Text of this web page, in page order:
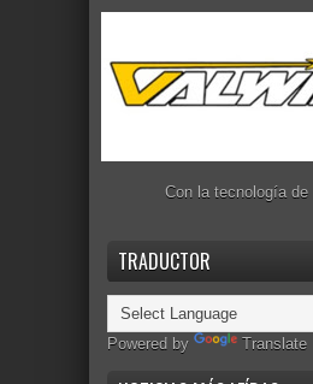
Con la tecnología de
TRADUCTOR
Powered by Translate